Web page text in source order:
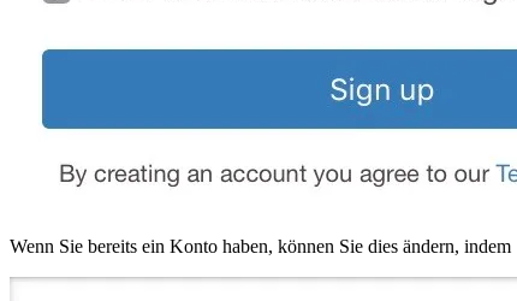
Wenn Sie bereits ein Konto haben, können Sie dies ändern,